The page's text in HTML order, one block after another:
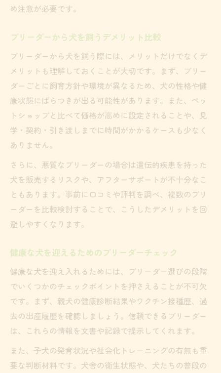
め注意が必要です。
ブリーダーから犬を飼うデメリット比較
ブリーダーから犬を飼う際には、メリットだけでなくデ
メリットも理解しておくことが大切です。まず、ブリー
ダーごとに飼育方針や環境が異なるため、犬の性格や健
康状態にばらつきが出る可能性があります。また、ペッ
トショップと比べて価格が高めに設定されることや、見
学・契約・引き渡しまでに時間がかかるケースも少なく
ありません。
さらに、悪質なブリーダーの場合は遺伝的疾患を持った
犬を販売するリスクや、アフターサポートが不十分なこ
ともあります。事前に口コミや評判を調べ、複数のブリ
ーダーを比較検討することで、こうしたデメリットを回
避しやすくなります。
健康な犬を迎えるためのブリーダーチェック
健康な犬を迎え入れるためには、ブリーダー選びの段階
でいくつかのチェックポイントを押さえることが不可欠
です。まず、親犬の健康診断結果やワクチン接種歴、過
去の出産履歴を確認しましょう。信頼できるブリーダー
は、これらの情報を文書や記録で提示してくれます。
また、子犬の発育状況や社会化トレーニングの有無も重
要な判断材料です。犬舎の衛生状態や、犬たちの普段の